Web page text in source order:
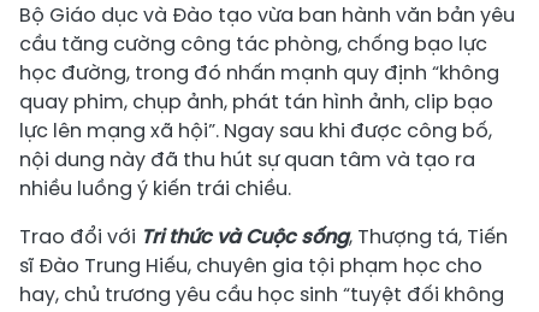
Bộ Giáo dục và Đào tạo vừa ban hành văn bản yêu
cầu tăng cường công tác phòng, chống bạo lực
học đường, trong đó nhấn mạnh quy định “không
quay phim, chụp ảnh, phát tán hình ảnh, clip bạo
lực lên mạng xã hội”. Ngay sau khi được công bố,
nội dung này đã thu hút sự quan tâm và tạo ra
nhiều luồng ý kiến trái chiều.
Trao đổi với Tri thức và Cuộc sống, Thượng tá, Tiến
sĩ Đào Trung Hiếu, chuyên gia tội phạm học cho
hay, chủ trương yêu cầu học sinh “tuyệt đối không